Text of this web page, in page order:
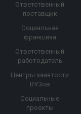
Ответственный
поставщик
Социальная
франшиза
Ответственный
работодатель
Центры занятости
ВУЗов
Социальные
проекты